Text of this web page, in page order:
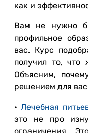
как и
Вам не нужно
профильное
вас. Курс
получил то, что
Объясним,
решением для
• Лечебная
это не про